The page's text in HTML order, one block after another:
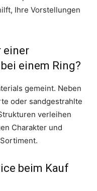
Ihre Vorstellungen
einer
einem Ring?
gemeint. Neben
oder sandgestrahlte
verleihen
Charakter und
beim Kauf